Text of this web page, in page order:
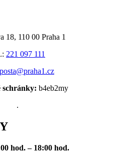
18, 110 00 Praha 1
221 097 111
posta@praha1.cz
schránky: b4eb2my
.
hod. – 18:00 hod.